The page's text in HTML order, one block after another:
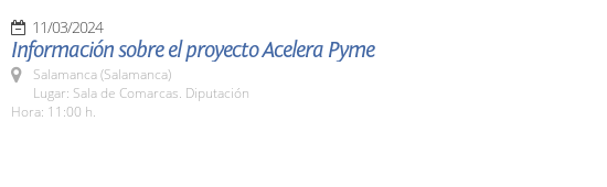
11/03/2024
Información sobre el proyecto Acelera Pyme
Salamanca (Salamanca)
Lugar: Sala de Comarcas. Diputación
Hora: 11:00 h.